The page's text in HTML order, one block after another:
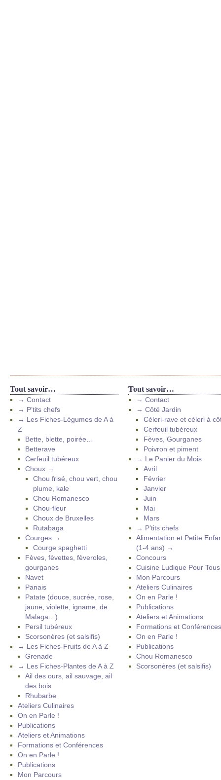
Tout savoir…
→ Contact
→ P’tits chefs
→ Les Fiches-Légumes de A à
Z
Bette, blette, poirée…
Betterave
Cerfeuil tubéreux
Choux →
Chou frisé, chou vert, chou
plume, kale
Chou Romanesco
Chou-fleur
Choux de Bruxelles
Rutabaga
Courges →
Courge spaghetti
Fèves, fèvettes, fèveroles,
gourganes
Navet
Panais
Patate (douce, sucrée, rose,
jaune, violette, igname, de
Malaga…)
Persil tubéreux
Scorsonères (et salsifis)
→ Les Fiches-Fruits de A à Z
Grenade
→ Les Fiches-Plantes de A à Z
Ail des ours, ail sauvage, ail
des bois
Rhubarbe
Ateliers Culinaires
On en Parle !
Publications
Ateliers et Animations
Formations et Conférences
On en Parle !
Publications
Mon Parcours
Tout savoir…
→ Contact
→ Côté Jardin
Céleri-rave et céleri à
Cerfeuil tubéreux
Fèves, Gourganes
Poivron et piment
→ Le Panier du Mois
Avril
Février
Janvier
Juin
Mai
Mars
→ P’tits chefs
Alimentation et Petite
(1-4 ans) →
Concours
Cuisine Ludique Pour
Mon Parcours
Ateliers Culinaires
On en Parle !
Publications
Ateliers et Animations
Formations et Conférences
On en Parle !
Publications
Chou Romanesco
Scorsonères (et salsifis)